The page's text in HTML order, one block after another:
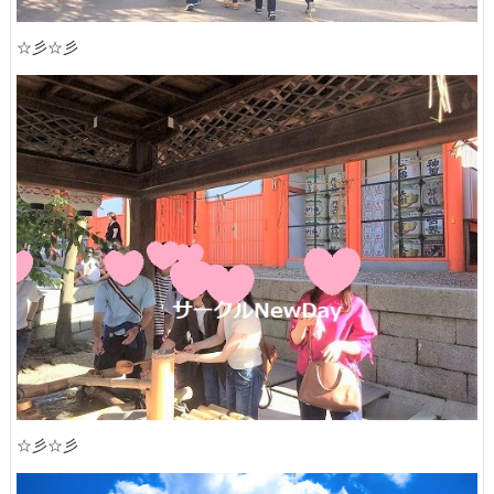
☆彡☆彡
☆彡☆彡